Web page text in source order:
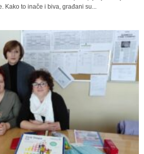
Kako to inače i biva, građani su...